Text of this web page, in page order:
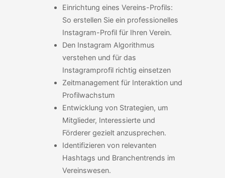
Einrichtung eines Vereins-Profils:
So erstellen Sie ein professionelles
Instagram-Profil für Ihren Verein.
Den Instagram Algorithmus
verstehen und für das
Instagramprofil richtig einsetzen
Zeitmanagement für Interaktion und
Profilwachstum
Entwicklung von Strategien, um
Mitglieder, Interessierte und
Förderer gezielt anzusprechen.
Identifizieren von relevanten
Hashtags und Branchentrends im
Vereinswesen.